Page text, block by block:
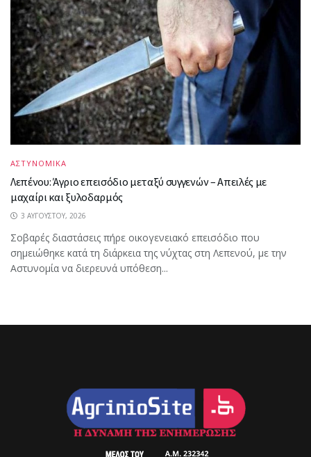
ΑΣΤΥΝΟΜΙΚΑ
Λεπένου: Άγριο επεισόδιο μεταξύ συγγενών – Απειλές με
μαχαίρι και ξυλοδαρμός
3 ΑΥΓΟΎΣΤΟΥ, 2026
Σοβαρές διαστάσεις πήρε οικογενειακό επεισόδιο που
σημειώθηκε κατά τη διάρκεια της νύχτας στη Λεπενού, με την
Αστυνομία να διερευνά υπόθεση...